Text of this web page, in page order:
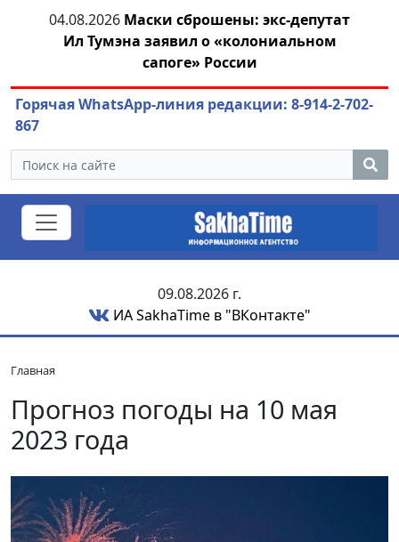
04.08.2026 Маски сброшены: экс-депутат
Ил Тумэна заявил о «колониальном
сапоге» России
Горячая WhatsApp-линия редакции: 8-914-2-702-
867
09.08.2026 г.
ИА SakhaTime в "ВКонтакте"
Главная
Прогноз погоды на 10 мая
2023 года